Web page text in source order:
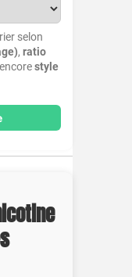
selon
,ratio
style